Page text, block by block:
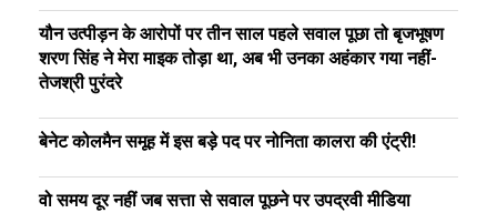
यौन उत्पीड़न के आरोपों पर तीन साल पहले सवाल पूछा तो बृजभूषण
शरण सिंह ने मेरा माइक तोड़ा था, अब भी उनका अहंकार गया नहीं-
तेजश्री पुरंदरे
बेनेट कोलमैन समूह में इस बड़े पद पर नोनिता कालरा की एंट्री!
वो समय दूर नहीं जब सत्ता से सवाल पूछने पर उपद्रवी मीडिया